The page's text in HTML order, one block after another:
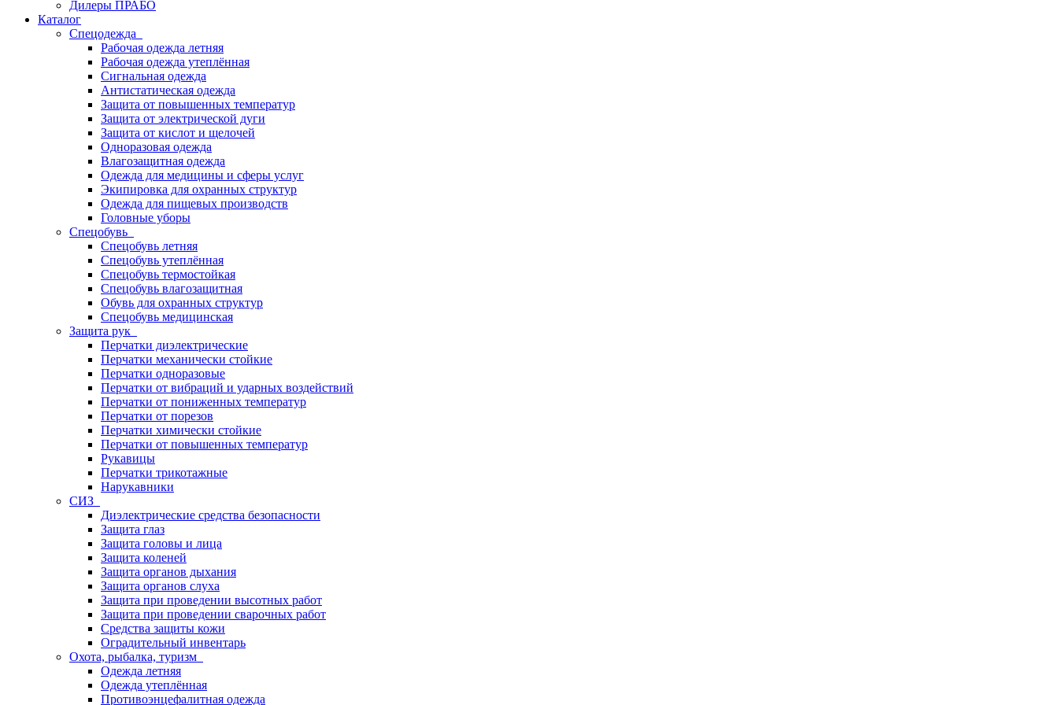
Дилеры ПРАБО
Каталог
Спецодежда
Рабочая одежда летняя
Рабочая одежда утеплённая
Сигнальная одежда
Антистатическая одежда
Защита от повышенных температур
Защита от электрической дуги
Защита от кислот и щелочей
Одноразовая одежда
Влагозащитная одежда
Одежда для медицины и сферы услуг
Экипировка для охранных структур
Одежда для пищевых производств
Головные уборы
Спецобувь
Спецобувь летняя
Спецобувь утеплённая
Спецобувь термостойкая
Спецобувь влагозащитная
Обувь для охранных структур
Спецобувь медицинская
Защита рук
Перчатки диэлектрические
Перчатки механически стойкие
Перчатки одноразовые
Перчатки от вибраций и ударных воздействий
Перчатки от пониженных температур
Перчатки от порезов
Перчатки химически стойкие
Перчатки от повышенных температур
Рукавицы
Перчатки трикотажные
Нарукавники
СИЗ
Диэлектрические средства безопасности
Защита глаз
Защита головы и лица
Защита коленей
Защита органов дыхания
Защита органов слуха
Защита при проведении высотных работ
Защита при проведении сварочных работ
Средства защиты кожи
Оградительный инвентарь
Охота, рыбалка, туризм
Одежда летняя
Одежда утеплённая
Противоэнцефалитная одежда